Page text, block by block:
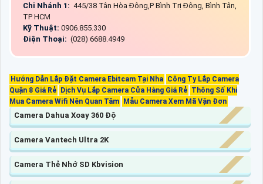
Chi Nhánh 1: 445/38 Tân Hòa Đông,P Bình Trị Đông, Bình Tân,
TP HCM
Kỹ Thuật: 0906.855.330
Điện Thoại: (028) 6688.4949
Hướng Dẫn Lắp Đặt Camera Ebitcam Tại Nha Công Ty Lắp Camera
Quận 8 Giá Rẻ
Dịch Vụ Lắp Camera Cửa Hàng Giá Rẻ Thông Số Khi
Mua Camera Wifi Nên Quan Tâm
Mẫu Camera Xem Mã Vận Đơn
Camera Dahua Xoay 360 Độ
Camera Vantech Ultra 2K
Camera Thẻ Nhớ SD Kbvision